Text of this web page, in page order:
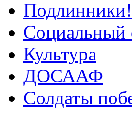
Подлинники!
Социальный
Культура
ДОСААФ
Солдаты